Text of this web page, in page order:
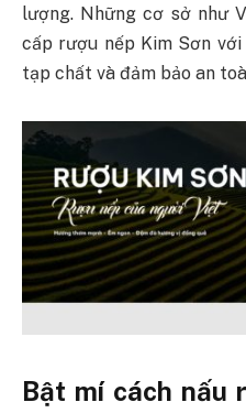
lượng. Những cơ sở như
cấp rượu nếp Kim Sơn
tạp chất và đảm bảo an
Bật mí cách nấu